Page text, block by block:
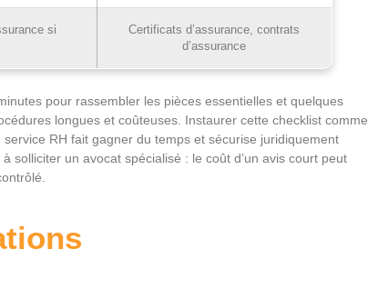
si
Certificats d’assurance, contrats
d’assurance
pour rassembler les pièces essentielles et quelques
longues et coûteuses. Instaurer cette checklist comme
RH fait gagner du temps et sécurise juridiquement
solliciter un avocat spécialisé : le coût d’un avis court peut